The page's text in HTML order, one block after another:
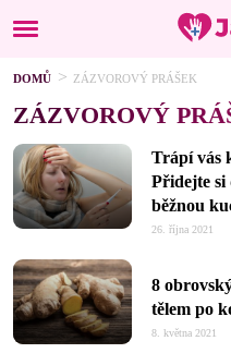
DOMŮ ZÁZVOROVÝ PRÁŠEK
ZÁZVOROVÝ
Trápí vás
Přidejte si
běžnou
26. října 2021
8
tělem po
8. května 2021